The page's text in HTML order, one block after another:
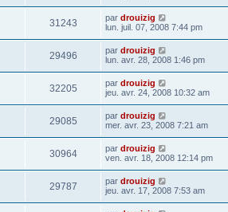
31243 par drouizig
lun. juil. 07, 2008 7:44 pm
29496 par drouizig
lun. avr. 28, 2008 1:46 pm
32205 par drouizig
jeu. avr. 24, 2008 10:32 am
29085 par drouizig
mer. avr. 23, 2008 7:21 am
30964 par drouizig
ven. avr. 18, 2008 12:14 pm
29787 par drouizig
jeu. avr. 17, 2008 7:53 am